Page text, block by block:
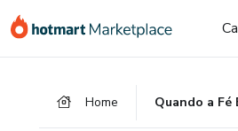
para
para
para
Home